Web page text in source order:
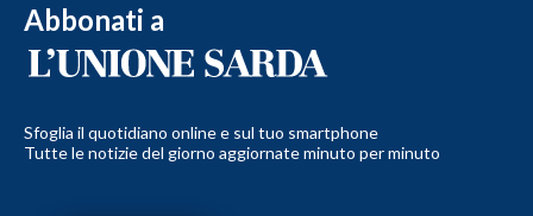
Abbonati a
Sfoglia il quotidiano online e sul tuo smartphone
Tutte le notizie del giorno aggiornate minuto per minuto